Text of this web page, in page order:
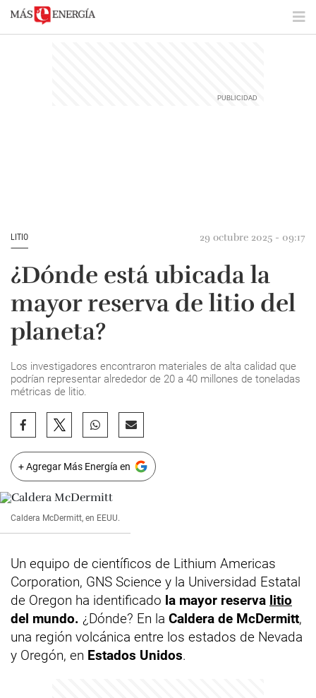
LITIO 29 octubre 2025 - 09:17
¿Dónde está ubicada la
mayor reserva de litio del
planeta?
Los investigadores encontraron materiales de alta calidad que
podrían representar alrededor de 20 a 40 millones de toneladas
métricas de litio.
+ Agregar Más Energía en
Caldera McDermitt, en EEUU.
Un equipo de científicos de Lithium Americas
Corporation, GNS Science y la Universidad Estatal
de Oregon ha identificado la mayor reserva litio
del mundo. ¿Dónde? En la Caldera de McDermitt,
una región volcánica entre los estados de Nevada
y Oregón, en Estados Unidos.